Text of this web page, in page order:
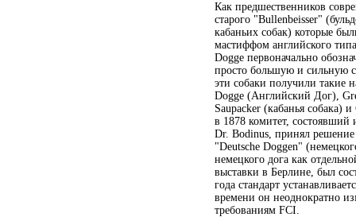
Как предшественников
старого "Bullenbeisser"
кабаньих собак) которые
мастиффом английского
Dogge первоначально
просто большую и сильную
эти собаки получили такие
Dogge (Английский Дог),
Saupacker (кабанья собака)
в 1878 комитет, состоявший
Dr. Bodinus, принял
"Deutsche Doggen"
немецкого дога как
выставки в Берлине, был
года стандарт
времени он неоднократно
требованиям FCI.